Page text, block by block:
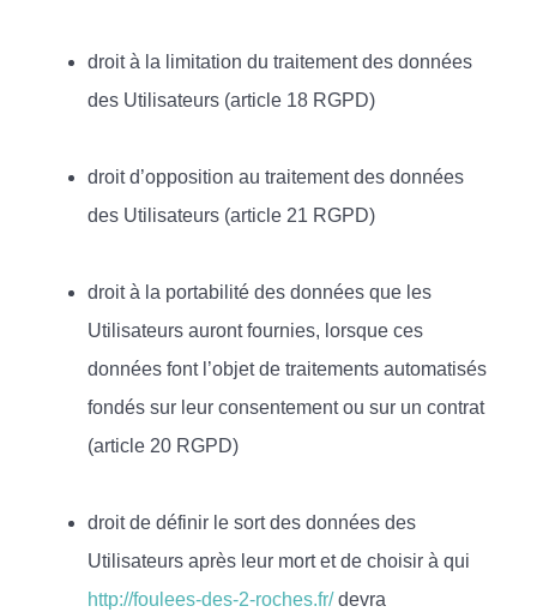
droit à la limitation du traitement des données
des Utilisateurs (article 18 RGPD)
droit d’opposition au traitement des données
des Utilisateurs (article 21 RGPD)
droit à la portabilité des données que les
Utilisateurs auront fournies, lorsque ces
données font l’objet de traitements automatisés
fondés sur leur consentement ou sur un contrat
(article 20 RGPD)
droit de définir le sort des données des
Utilisateurs après leur mort et de choisir à qui
http://foulees-des-2-roches.fr/devra